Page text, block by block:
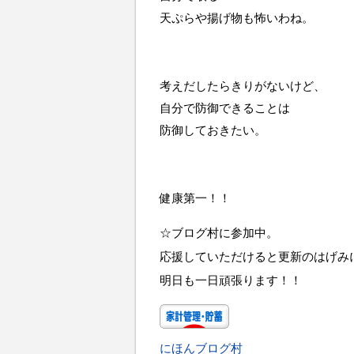
天ぷらや揚げ物も怖いわね。
考えだしたらきりがないけど、
自分で防御できることは
防御しておきたい。
健康第一！！
☆ブログ村に参加中。
応援していただけると更新のはげみ
明日も一日頑張ります！！
にほんブログ村